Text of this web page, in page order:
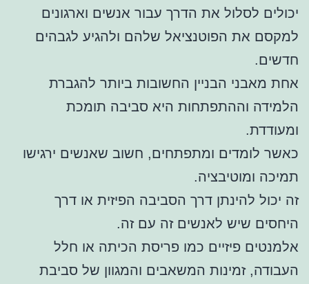
יכולים לסלול את הדרך עבור אנשים וארגונים
למקסם את הפוטנציאל שלהם ולהגיע לגבהים
חדשים.
אחת מאבני הבניין החשובות ביותר להגברת
הלמידה וההתפתחות היא סביבה תומכת
ומעודדת.
כאשר לומדים ומתפתחים, חשוב שאנשים ירגישו
תמיכה ומוטיבציה.
זה יכול להינתן דרך הסביבה הפיזית או דרך
היחסים שיש לאנשים זה עם זה.
אלמנטים פיזיים כמו פריסת הכיתה או חלל
העבודה, זמינות המשאבים והמגוון של סביבת